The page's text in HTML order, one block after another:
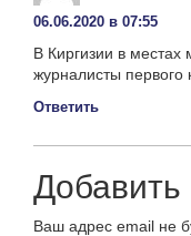
06.06.2020 в 07:55
В Киргизии в местах
журналисты первого
Ответить
Ваш адрес email не